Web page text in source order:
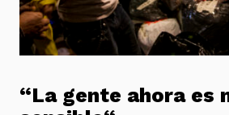
“La gente ahora es